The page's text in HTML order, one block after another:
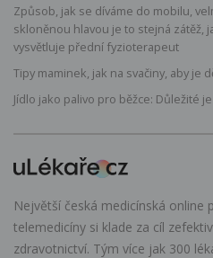
Způsob, jak se díváme do mobilu,
skloněnou hlavou je to stejná zátěž,
vysvětluje přední fyzioterapeut
Tipy maminek, jak na svačiny, aby je
Jídlo jako palivo pro běžce: Důležité
Největší česká medicínská online
telemedicíny si klade za cíl
zdravotnictví. Tým více jak 300